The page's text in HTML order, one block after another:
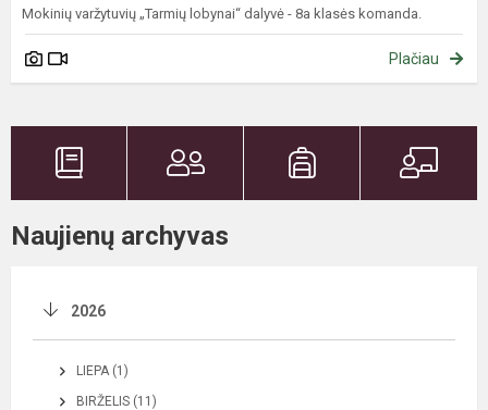
Mokinių varžytuvių „Tarmių lobynai“ dalyvė - 8a klasės komanda.
Plačiau
Naujienų archyvas
2026
LIEPA (1)
BIRŽELIS (11)